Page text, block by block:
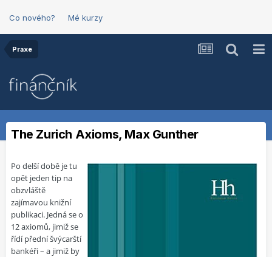
Co nového? Mé kurzy
Praxe
The Zurich Axioms, Max Gunther
Po delší době je tu
opět jeden tip na
obzvláště
zajímavou knižní
publikaci. Jedná se o
12 axiomů, jimiž se
řídí přední švýcarští
bankéři – a jimiž by